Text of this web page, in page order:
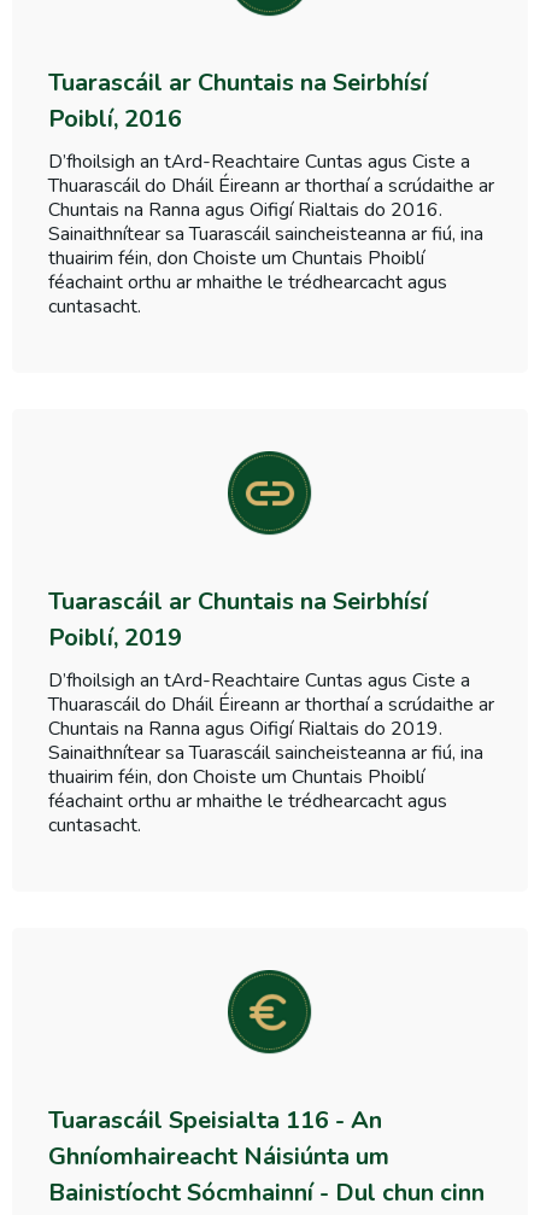
Tuarascáil ar Chuntais na Seirbhísí
Poiblí, 2016
D’fhoilsigh an tArd-Reachtaire Cuntas agus Ciste a
Thuarascáil do Dháil Éireann ar thorthaí a scrúdaithe ar
Chuntais na Ranna agus Oifigí Rialtais do 2016.
Sainaithnítear sa Tuarascáil saincheisteanna ar fiú, ina
thuairim féin, don Choiste um Chuntais Phoiblí
féachaint orthu ar mhaithe le trédhearcacht agus
cuntasacht.
Tuarascáil ar Chuntais na Seirbhísí
Poiblí, 2019
D’fhoilsigh an tArd-Reachtaire Cuntas agus Ciste a
Thuarascáil do Dháil Éireann ar thorthaí a scrúdaithe ar
Chuntais na Ranna agus Oifigí Rialtais do 2019.
Sainaithnítear sa Tuarascáil saincheisteanna ar fiú, ina
thuairim féin, don Choiste um Chuntais Phoiblí
féachaint orthu ar mhaithe le trédhearcacht agus
cuntasacht.
Tuarascáil Speisialta 116 - An
Ghníomhaireacht Náisiúnta um
Bainistíocht Sócmhainní - Dul chun cinn